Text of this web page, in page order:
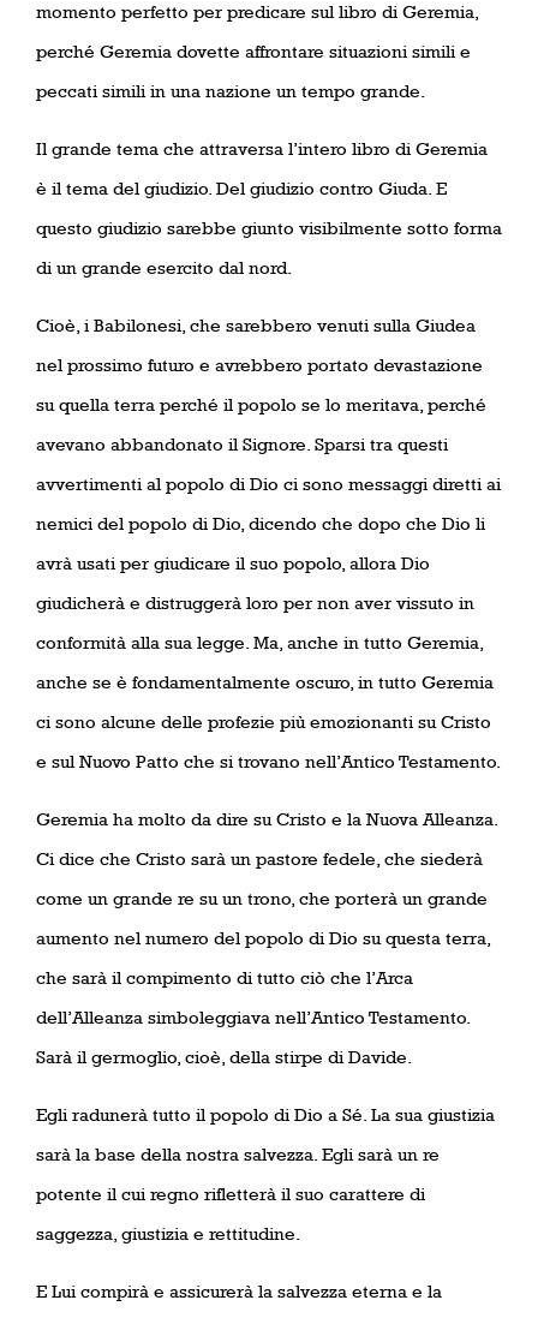
momento perfetto per predicare sul libro di Geremia,
perché Geremia dovette affrontare situazioni simili e
peccati simili in una nazione un tempo grande.
Il grande tema che attraversa l’intero libro di Geremia
è il tema del giudizio. Del giudizio contro Giuda. E
questo giudizio sarebbe giunto visibilmente sotto forma
di un grande esercito dal nord.
Cioè, i Babilonesi, che sarebbero venuti sulla Giudea
nel prossimo futuro e avrebbero portato devastazione
su quella terra perché il popolo se lo meritava, perché
avevano abbandonato il Signore. Sparsi tra questi
avvertimenti al popolo di Dio ci sono messaggi diretti ai
nemici del popolo di Dio, dicendo che dopo che Dio li
avrà usati per giudicare il suo popolo, allora Dio
giudicherà e distruggerà loro per non aver vissuto in
conformità alla sua legge. Ma, anche in tutto Geremia,
anche se è fondamentalmente oscuro, in tutto Geremia
ci sono alcune delle profezie più emozionanti su Cristo
e sul Nuovo Patto che si trovano nell’Antico Testamento.
Geremia ha molto da dire su Cristo e la Nuova Alleanza.
Ci dice che Cristo sarà un pastore fedele, che siederà
come un grande re su un trono, che porterà un grande
aumento nel numero del popolo di Dio su questa terra,
che sarà il compimento di tutto ciò che l’Arca
dell’Alleanza simboleggiava nell’Antico Testamento.
Sarà il germoglio, cioè, della stirpe di Davide.
Egli radunerà tutto il popolo di Dio a Sé. La sua giustizia
sarà la base della nostra salvezza. Egli sarà un re
potente il cui regno rifletterà il suo carattere di
saggezza, giustizia e rettitudine.
E Lui compirà e assicurerà la salvezza eterna e la